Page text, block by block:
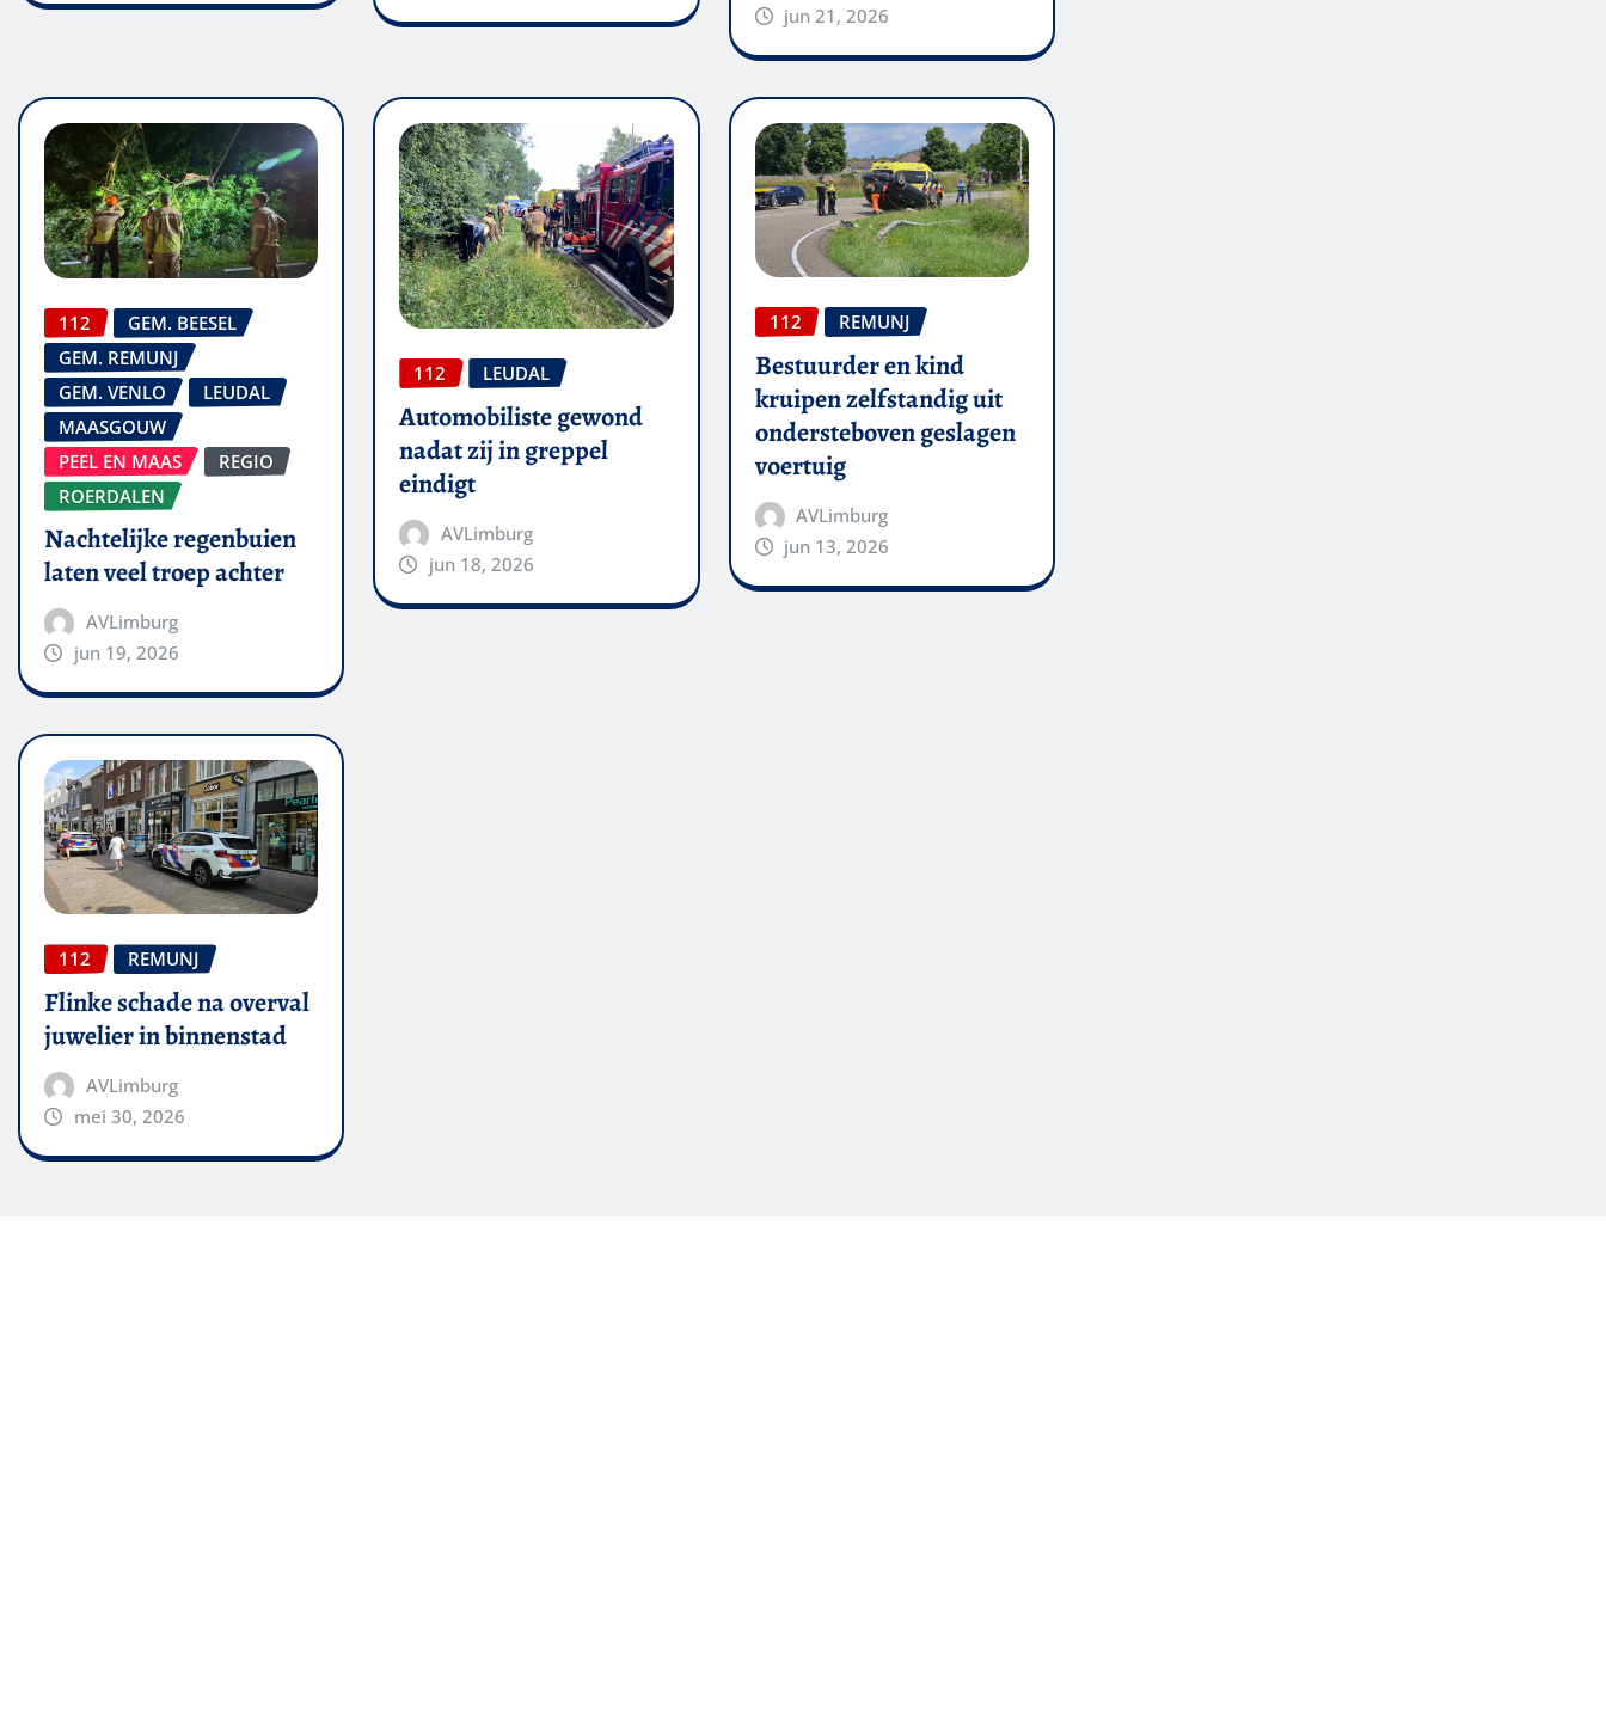
jun 21, 2026
112
GEM. BEESEL
GEM. REMUNJ
GEM. VENLO
LEUDAL
MAASGOUW
PEEL EN MAAS
REGIO
ROERDALEN
Nachtelijke regenbuien
laten veel troep achter
AVLimburg
jun 19, 2026
112 LEUDAL
Automobiliste gewond
nadat zij in greppel
eindigt
AVLimburg
jun 18, 2026
112 REMUNJ
Bestuurder en kind
kruipen zelfstandig uit
ondersteboven geslagen
voertuig
AVLimburg
jun 13, 2026
112 REMUNJ
Flinke schade na overval
juwelier in binnenstad
AVLimburg
mei 30, 2026